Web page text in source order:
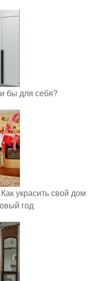
бы для себя?
украсить свой дом
год